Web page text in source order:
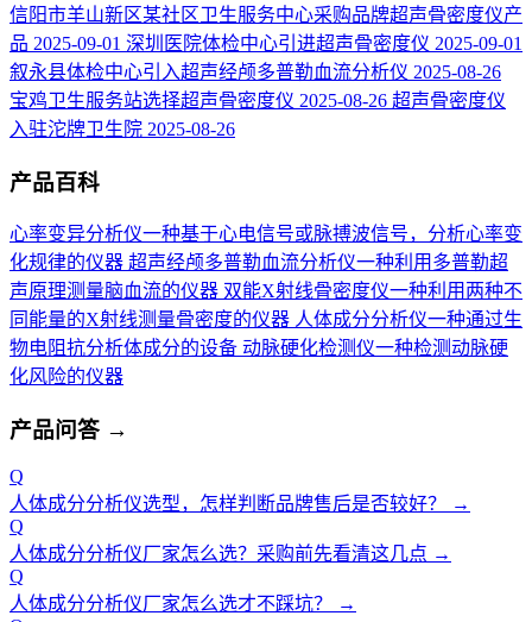
信阳市羊山新区某社区卫生服务中心采购品牌超声骨密度仪产
品 2025-09-01 深圳医院体检中心引进超声骨密度仪 2025-09-01
叙永县体检中心引入超声经颅多普勒血流分析仪 2025-08-26
宝鸡卫生服务站选择超声骨密度仪 2025-08-26 超声骨密度仪
入驻沱牌卫生院 2025-08-26
产品百科
心率变异分析仪一种基于心电信号或脉搏波信号，分析心率变
化规律的仪器 超声经颅多普勒血流分析仪一种利用多普勒超
声原理测量脑血流的仪器 双能X射线骨密度仪一种利用两种不
同能量的X射线测量骨密度的仪器 人体成分分析仪一种通过生
物电阻抗分析体成分的设备 动脉硬化检测仪一种检测动脉硬
化风险的仪器
产品问答 →
Q
人体成分分析仪选型，怎样判断品牌售后是否较好？
→
Q
人体成分分析仪厂家怎么选？采购前先看清这几点 →
Q
人体成分分析仪厂家怎么选才不踩坑？
→